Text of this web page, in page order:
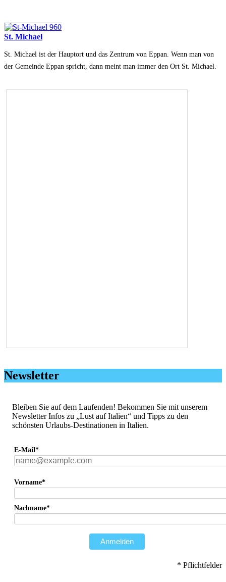
St. Michael
St. Michael ist der Hauptort und das Zentrum von Eppan. Wenn man von
der Gemeinde Eppan spricht, dann meint man immer den Ort St. Michael.
Newsletter
Bleiben Sie auf dem Laufenden! Bekommen Sie mit unserem
Newsletter Infos zu „Lust auf Italien“ und Tipps zu den
schönsten Urlaubs-Destinationen in Italien.
E-Mail*
Vorname*
Nachname*
Anmelden
* Pflichtfelder